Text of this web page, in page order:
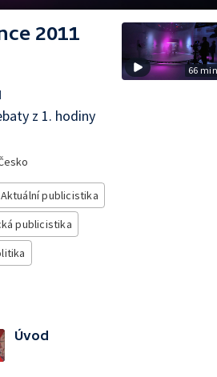
2011
z 1. hodiny
Aktuální publicistika
publicistika
Úvod
66